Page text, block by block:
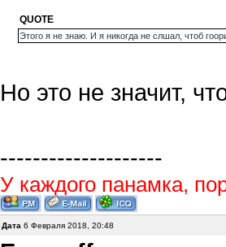
QUOTE
Этого я не знаю. И я никогда не слшал, чтоб
Но это не значит,
--------------------
У каждого панамка,
Дата 6 Февраля 2018, 20:48